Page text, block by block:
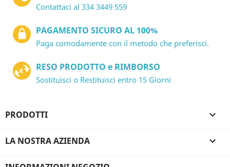
Contattaci al 334 3449 559
PAGAMENTO SICURO AL 100%
Paga comodamente con il metodo che preferisci.
RESO PRODOTTO e RIMBORSO
Sostituisci o Restituisci entro 15 Giorni
PRODOTTI 
LA NOSTRA AZIENDA 